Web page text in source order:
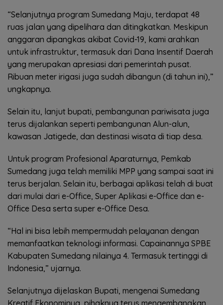
“Selanjutnya program Sumedang Maju, terdapat 48
ruas jalan yang dipelihara dan ditingkatkan. Meskipun
anggaran dipangkas akibat Covid-19, kami arahkan
untuk infrastruktur, termasuk dari Dana Insentif Daerah
yang merupakan apresiasi dari pemerintah pusat.
Ribuan meter irigasi juga sudah dibangun (di tahun ini),”
ungkapnya.
Selain itu, lanjut bupati, pembangunan pariwisata juga
terus dijalankan seperti pembangunan Alun-alun,
kawasan Jatigede, dan destinasi wisata di tiap desa.
Untuk program Profesional Aparaturnya, Pemkab
Sumedang juga telah memiliki MPP yang sampai saat ini
terus berjalan. Selain itu, berbagai aplikasi telah di buat
dari mulai dari e-Office, Super Aplikasi e-Office dan e-
Office Desa serta super e-Office Desa.
“Hal ini bisa lebih mempermudah pelayanan dengan
memanfaatkan teknologi informasi. Capainannya SPBE
Kabupaten Sumedang nilainya 4. Termasuk tertinggi di
Indonesia,” ujarnya.
Selanjutnya dijelaskan Bupati, mengenai Sumedang
Kreatif Ekonominya, pihaknya terus mengembangkan